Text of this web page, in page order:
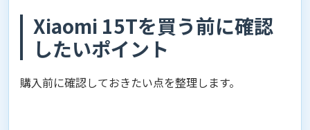
Xiaomi 15Tを買う前に確認
したいポイント
購入前に確認しておきたい点を整理します。